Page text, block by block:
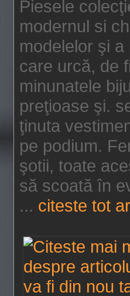
Piesele
modernul si
modelelor şi
care urcă, de
minunatele
preţioase şi.
ţinuta
pe podium.
şotii, toate
să scoată în
... citeste tot